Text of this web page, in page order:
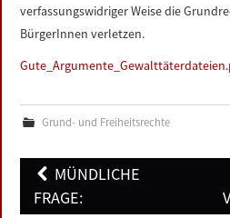
verfassungswidriger Weise die
BürgerInnen verletzen.
Grund- und Freiheitsrechte
Post
navigation
MÜNDLICHE
FRAGE: